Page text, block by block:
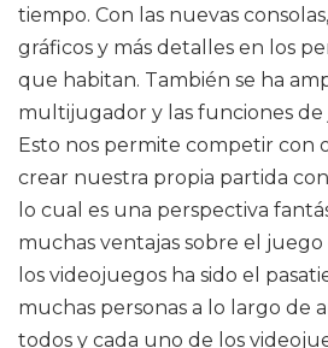
tiempo. Con las nuevas
gráficos y más detalles en los
que habitan. También se ha
multijugador y las funciones de
Esto nos permite competir con
crear nuestra propia partida
lo cual es una perspectiva
muchas ventajas sobre el juego
los videojuegos ha sido el
muchas personas a lo largo de
todos y cada uno de los